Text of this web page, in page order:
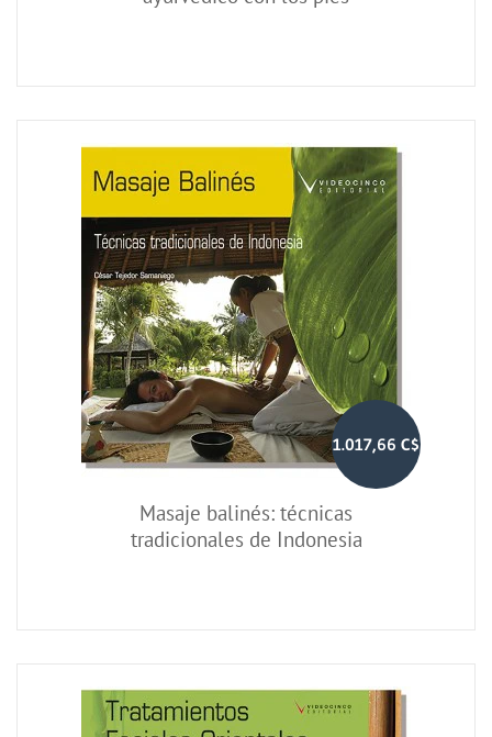
1.017,66 C$
Masaje balinés: técnicas
tradicionales de Indonesia